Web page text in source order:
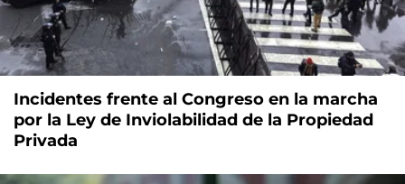
Incidentes frente al Congreso en la marcha
por la Ley de Inviolabilidad de la Propiedad
Privada